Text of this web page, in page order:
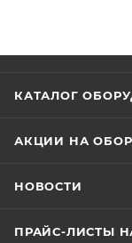
КАТАЛОГ
АКЦИИ НА
НОВОСТИ
ПРАЙС-ЛИСТЫ